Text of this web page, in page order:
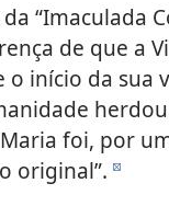
“Imaculada
de que a
o início da sua
foi, por
original”. d